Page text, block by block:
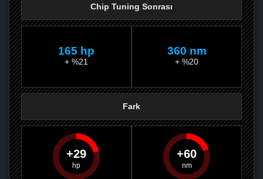
PAYLAŞPAYLAŞPLUS'TA
Chip Tuning Sonrası
165 hp
+ %21
360 nm
+ %20
Fark
29 60